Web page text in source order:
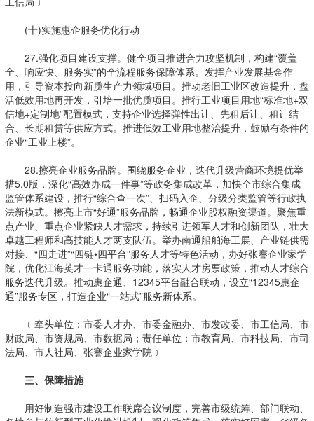
(十)实施惠企服务优化行动
27.强化项目建设支撑。健全项目推进合力攻坚机制，构建“覆盖
全、响应快、服务实”的全流程服务保障体系。发挥产业发展基金作
用，引导资本投向新质生产力领域项目。推动老旧工业区改造提升，盘
活低效用地再开发，引培一批优质项目。推行工业项目用地“标准地+双
信地+定制地”配置模式，支持企业选择弹性出让、先租后让、租让结
合、长期租赁等供应方式。推进低效工业用地整治提升，鼓励有条件的
企业“工业上楼”。
28.擦亮企业服务品牌。围绕服务企业，迭代升级营商环境提优举
措5.0版，深化“高效办成一件事”等政务集成改革，加快全市综合集成
监管体系建设，推行“综合查一次”、扫码入企、分级分类监管等行政执
法新模式。擦亮上市“好通”服务品牌，畅通企业股权融资渠道。聚焦重
点产业、重点企业紧缺人才需求，持续引进领军人才和创新团队，壮大
卓越工程师和高技能人才两支队伍。举办南通船舶海工展、产业链供需
对接、“四走进”“四链•四平台”服务人才等特色活动，办好张謇企业家学
院，优化江海英才一卡通服务功能，落实人才房票政策，推动人才综合
服务迭代升级。推动惠企通、12345平台融合联动，设立“12345惠企
通”服务专区，打造企业“一站式”服务新体系。
﹝牵头单位：市委人才办、市委金融办、市发改委、市工信局、市
财政局、市资规局、市数据局；责任单位：市教育局、市科技局、市司
法局、市人社局、张謇企业家学院﹞
三、保障措施
用好制造强市建设工作联席会议制度，完善市级统筹、部门联动、